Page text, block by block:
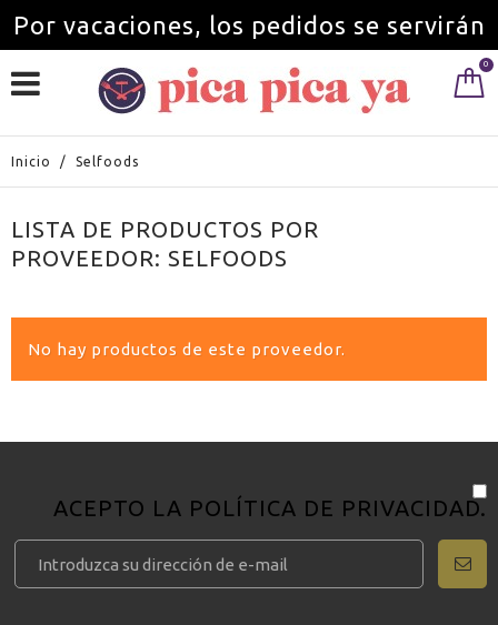
Por vacaciones, los pedidos se servirán
a partir del 1 de septiembre.
0
Inicio / Selfoods
LISTA DE PRODUCTOS POR
PROVEEDOR: SELFOODS
No hay productos de este proveedor.
ACEPTO LA POLÍTICA DE PRIVACIDAD.